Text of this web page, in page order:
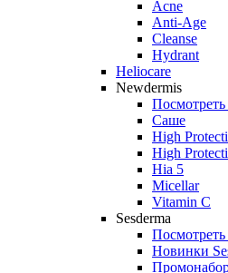
Acne
Anti‑Age
Cleanse
Hydrant
Heliocare
Newdermis
Саше
High
High
Hia 5
Micellar
Vitamin C
Sesderma
Новинки